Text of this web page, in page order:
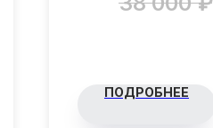
предназначенное
квадратного или
ПОДРОБНЕЕ